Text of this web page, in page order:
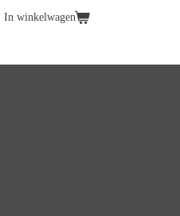
In winkelwagen